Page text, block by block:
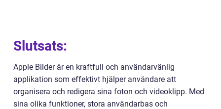
Slutsats:
Apple Bilder är en kraftfull och användarvänlig
applikation som effektivt hjälper användare att
organisera och redigera sina foton och videoklipp. Med
sina olika funktioner, stora användarbas och